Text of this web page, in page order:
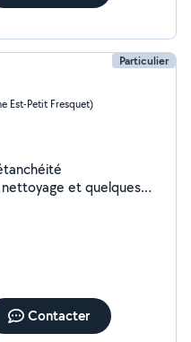
Particulier
Est-Petit Fresquet)
et quelques
Contacter